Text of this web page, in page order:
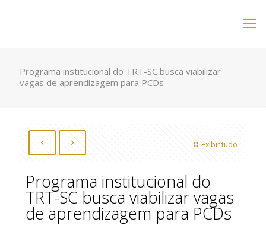
Programa institucional do TRT-SC busca viabilizar
vagas de aprendizagem para PCDs
Exibir tudo
Programa institucional do
TRT-SC busca viabilizar vagas
de aprendizagem para PCDs